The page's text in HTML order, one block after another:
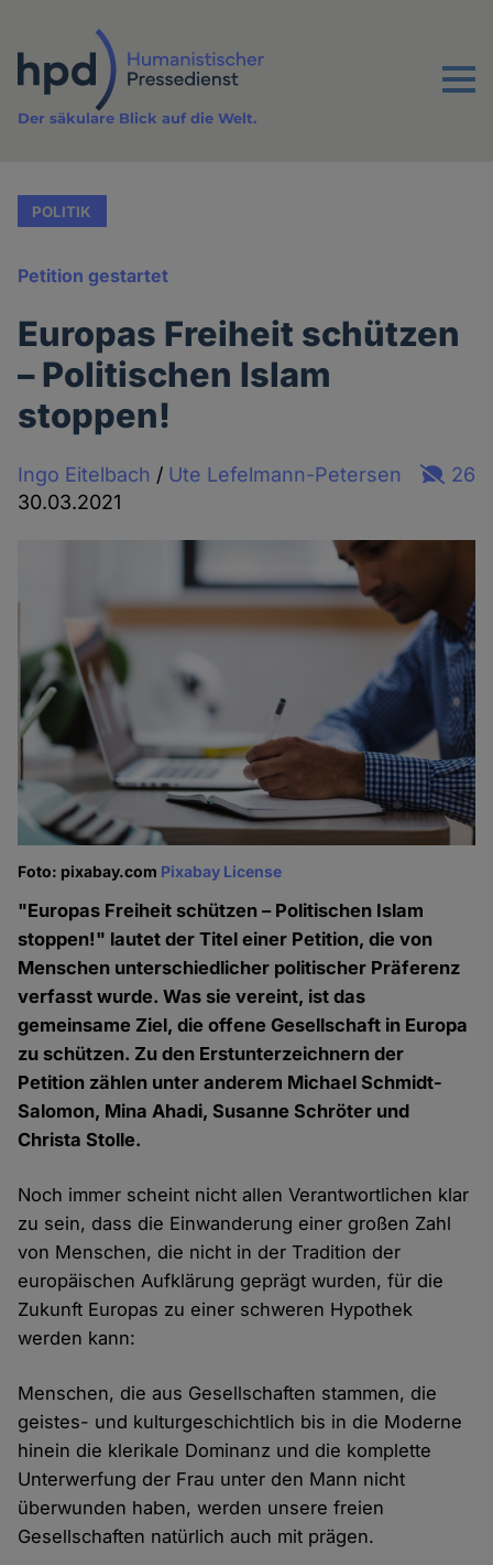
Inhalt
Menu
Der säkulare Blick auf die Welt.
POLITIK
Petition gestartet
Europas Freiheit schützen
– Politischen Islam
stoppen!
Ingo Eitelbach / Ute Lefelmann-Petersen
30.03.2021
26
Foto: pixabay.com Pixabay License
"Europas Freiheit schützen – Politischen Islam
stoppen!" lautet der Titel einer Petition, die von
Menschen unterschiedlicher politischer Präferenz
verfasst wurde. Was sie vereint, ist das
gemeinsame Ziel, die offene Gesellschaft in Europa
zu schützen. Zu den Erstunterzeichnern der
Petition zählen unter anderem Michael Schmidt-
Salomon, Mina Ahadi, Susanne Schröter und
Christa Stolle.
Noch immer scheint nicht allen Verantwortlichen klar
zu sein, dass die Einwanderung einer großen Zahl
von Menschen, die nicht in der Tradition der
europäischen Aufklärung geprägt wurden, für die
Zukunft Europas zu einer schweren Hypothek
werden kann:
Menschen, die aus Gesellschaften stammen, die
geistes- und kulturgeschichtlich bis in die Moderne
hinein die klerikale Dominanz und die komplette
Unterwerfung der Frau unter den Mann nicht
überwunden haben, werden unsere freien
Gesellschaften natürlich auch mit prägen.